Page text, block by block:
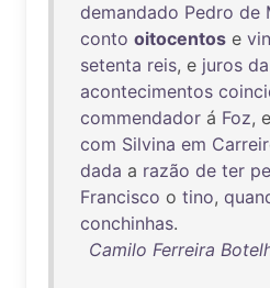
demandado Pedro de
conto oitocentos e
setenta reis, e juros da
acontecimentos
commendador á Foz,
com Silvina em
dada a razão de ter
Francisco o tino,
conchinhas.
Camilo Ferreira